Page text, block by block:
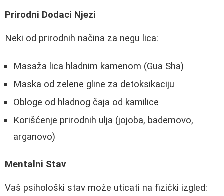
Prirodni Dodaci Njezi
Neki od prirodnih načina za negu lica:
Masaža lica hladnim kamenom (Gua Sha)
Maska od zelene gline za detoksikaciju
Obloge od hladnog čaja od kamilice
Korišćenje prirodnih ulja (jojoba, bademovo,
arganovo)
Mentalni Stav
Vaš psihološki stav može uticati na fizički izgled: